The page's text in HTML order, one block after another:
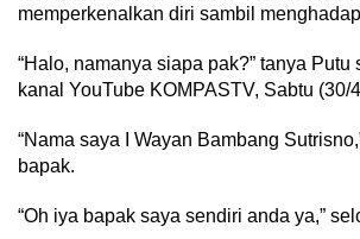
memperkenalkan diri sambil
“Halo, namanya siapa pak?” tanya Putu
kanal YouTube KOMPASTV, Sabtu (30/
“Nama saya I Wayan Bambang
bapak.
“Oh iya bapak saya sendiri anda ya,”